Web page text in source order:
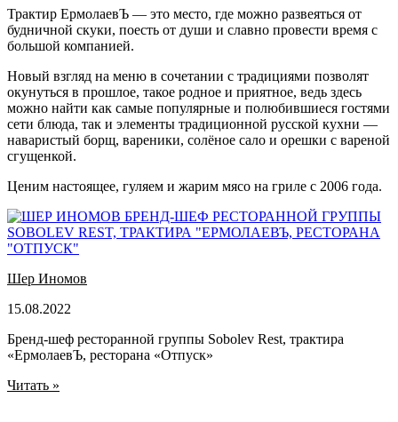
Трактир ЕрмолаевЪ — это место, где можно развеяться от
будничной скуки, поесть от души и славно провести время с
большой компанией.
Новый взгляд на меню в сочетании с традициями позволят
окунуться в прошлое, такое родное и приятное, ведь здесь
можно найти как самые популярные и полюбившиеся гостями
сети блюда, так и элементы традиционной русской кухни —
наваристый борщ, вареники, солёное сало и орешки с вареной
сгущенкой.
Ценим настоящее, гуляем и жарим мясо на гриле с 2006 года.
Шер Иномов
15.08.2022
Бренд-шеф ресторанной группы Sobolev Rest, трактира
«ЕрмолаевЪ, ресторана «Отпуск»
Читать »